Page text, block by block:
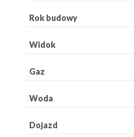
Rok budowy
Widok
Gaz
Woda
Dojazd